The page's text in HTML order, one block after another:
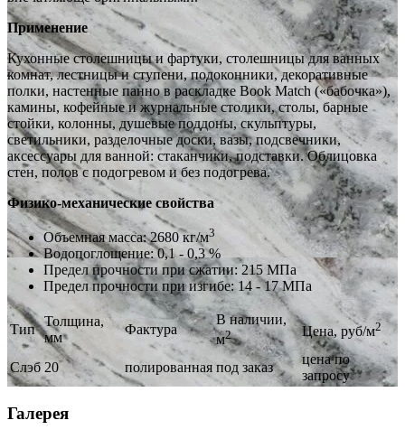
Применение
Кухонные столешницы и фартуки, столешницы для ванных
комнат, лестницы и ступени, подоконники, декоративные
полки, настенные панно в раскладке Book Match («бабочка»),
камины, кофейные и журнальные столики, столы, барные
стойки, колонны, душевые поддоны, скульптуры,
светильники, разделочные доски, вазы, подсвечники,
аксессуары для ванной: стаканчики, подставки. Облицовка
стен, полов с подогревом и без подогрева.
Физико-механические свойства
Объемная масса: 2680 кг/м3
Водопоглощение: 0,1 - 0,3 %
Предел прочности при сжатии: 215 МПа
Предел прочности при изгибе: 14 - 17 МПа
Тип
Толщина,
мм
Фактура
В наличии,
м2 Цена, руб/м2
Слэб 20 полированная под заказ
цена по
запросу
Галерея